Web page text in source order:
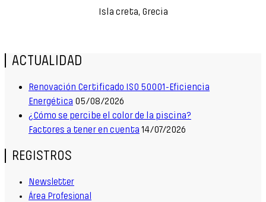
Isla creta, Grecia
ACTUALIDAD
Renovación Certificado ISO 50001-Eficiencia
Energética 05/08/2026
¿Cómo se percibe el color de la piscina?
Factores a tener en cuenta 14/07/2026
REGISTROS
Newsletter
Área Profesional